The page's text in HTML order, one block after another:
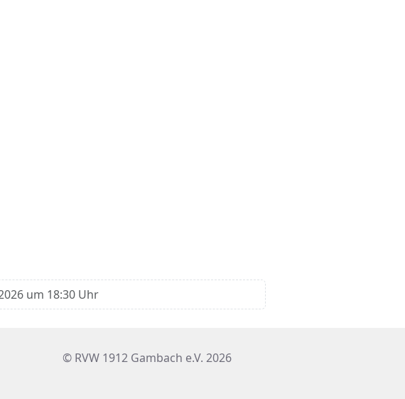
um 18:30 Uhr
© RVW 1912 Gambach e.V. 2026